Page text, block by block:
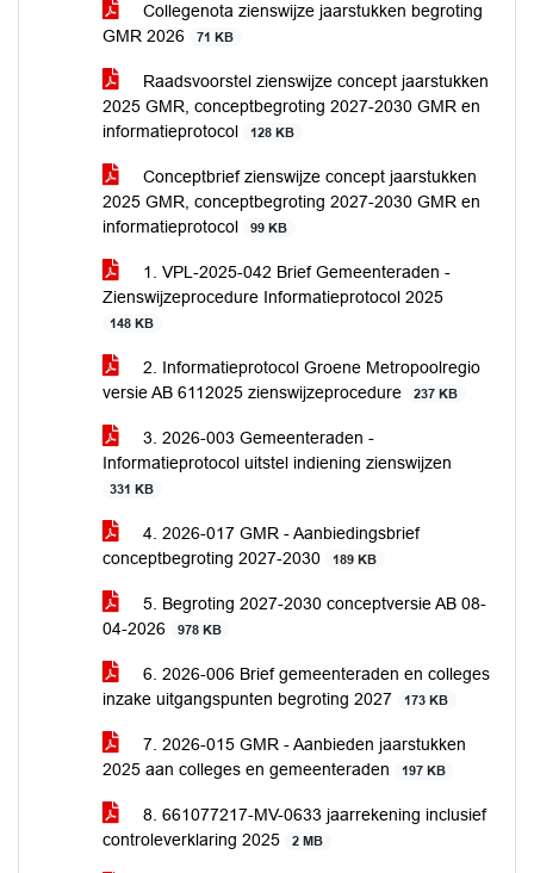
Collegenota zienswijze jaarstukken begroting
GMR 2026
71 KB
Raadsvoorstel zienswijze concept jaarstukken
2025 GMR, conceptbegroting 2027-2030 GMR en
informatieprotocol
128 KB
Conceptbrief zienswijze concept jaarstukken
2025 GMR, conceptbegroting 2027-2030 GMR en
informatieprotocol
99 KB
1. VPL-2025-042 Brief Gemeenteraden -
Zienswijzeprocedure Informatieprotocol 2025
148 KB
2. Informatieprotocol Groene Metropoolregio
versie AB 6112025 zienswijzeprocedure
237 KB
3. 2026-003 Gemeenteraden -
Informatieprotocol uitstel indiening zienswijzen
331 KB
4. 2026-017 GMR - Aanbiedingsbrief
conceptbegroting 2027-2030
189 KB
5. Begroting 2027-2030 conceptversie AB 08-
04-2026
978 KB
6. 2026-006 Brief gemeenteraden en colleges
inzake uitgangspunten begroting 2027
173 KB
7. 2026-015 GMR - Aanbieden jaarstukken
2025 aan colleges en gemeenteraden
197 KB
8. 661077217-MV-0633 jaarrekening inclusief
controleverklaring 2025
2 MB